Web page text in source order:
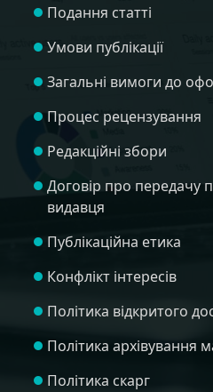
Подання статті
Умови публікації
Загальні вимоги до
Процес рецензування
Редакційні збори
Договір про передачу
видавця
Публікаційна етика
Конфлікт інтересів
Політика відкритого
Політика архівування
Політика скарг